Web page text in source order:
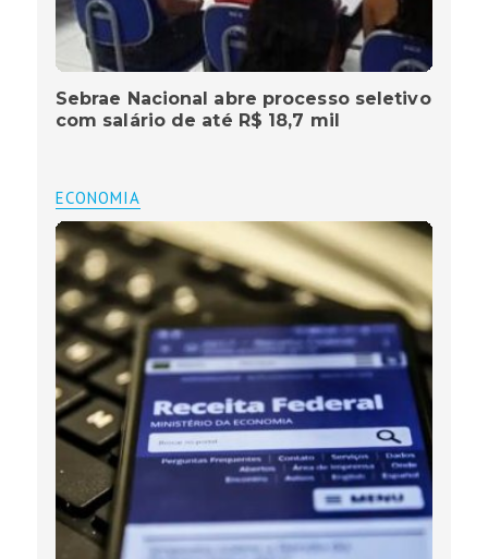
Sebrae Nacional abre processo seletivo
com salário de até R$ 18,7 mil
ECONOMIA